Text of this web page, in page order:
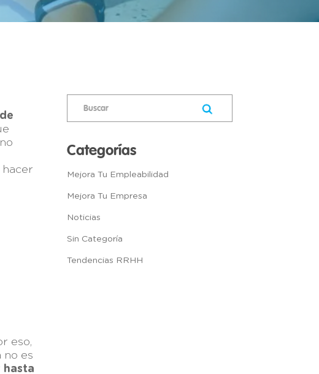
hacer
eso,
no es
hasta
Categorías
Mejora Tu Empleabilidad
Mejora Tu Empresa
Noticias
Sin Categoría
Tendencias RRHH